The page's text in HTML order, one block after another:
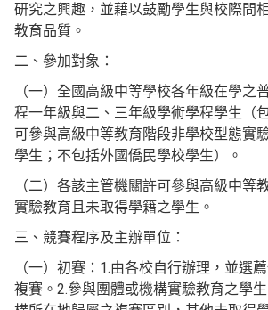
研究之興趣，並藉以鼓勵學生與校際間
教育品質。
二、參加對象：
（一）全國高級中等學校各年級在學之
程一年級與二、三年級學術學程學生（
可參與高級中等教育階段非學校型態實
學生；不包括外國僑民學校學生）。
（二）各該主管機關許可參與高級中等
實驗教育且未取得學籍之學生。
三、競賽程序及主辦單位：
（一）初賽：1.由各校自行辦理，並選
複賽。2.參與團體或機構實驗教育之學